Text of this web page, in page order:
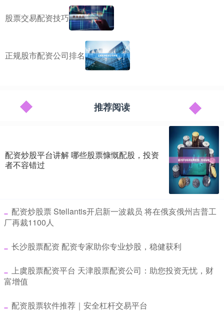
股票交易配资技巧
正规股市配资公司排名
推荐阅读
配资炒股平台讲解 哪些股票慷慨配股，投资
者不容错过
​配资炒股票 Stellantis开启新一波裁员 将在俄亥俄州吉普工
厂再裁1100人
​长沙股票配资 配资专家助你专业炒股，稳健获利
​上虞股票配资平台 天津股票配资公司：助您投资无忧，财
富增值
​配资股票软件推荐｜安全杠杆交易平台